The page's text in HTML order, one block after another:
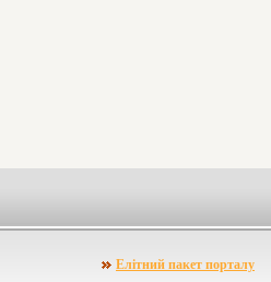
Елітний пакет порталу